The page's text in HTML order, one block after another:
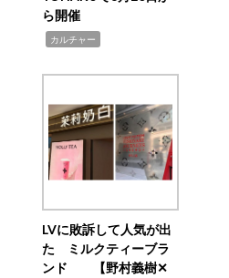
ら開催
カルチャー
LVに敗訴して人気が出
た ミルクティーブラ
ンド 【野村義樹✕